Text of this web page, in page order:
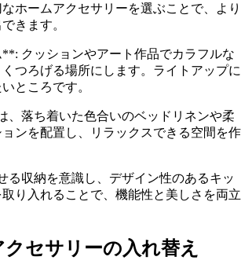
ホームアクセサリーを選ぶことで、より
きます。
クッションやアート作品でカラフルな
つろげる場所にします。ライトアップに
ところです。
、落ち着いた色合いのベッドリネンや柔
ンを配置し、リラックスできる空間を作
る収納を意識し、デザイン性のあるキッ
り入れることで、機能性と美しさを両立
セサリーの入れ替え